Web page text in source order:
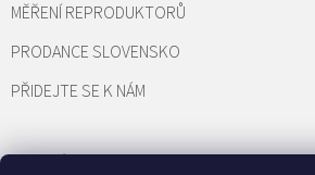
MĚŘENÍ REPRODUKTORŮ
PRODANCE SLOVENSKO
PŘIDEJTE SE K NÁM